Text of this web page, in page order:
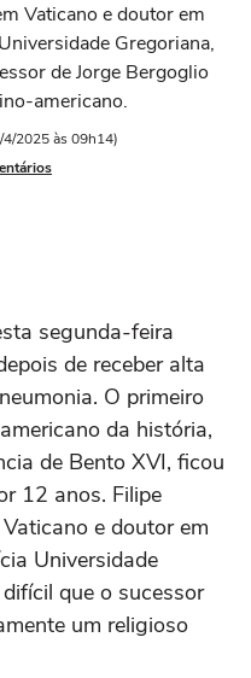
Vaticano e doutor em
Gregoriana,
de Jorge Bergoglio
americano.
2025 às 09h14)
segunda-feira
de receber alta
O primeiro
da história,
de Bento XVI, ficou
12 anos. Filipe
e doutor em
Universidade
que o sucessor
um religioso